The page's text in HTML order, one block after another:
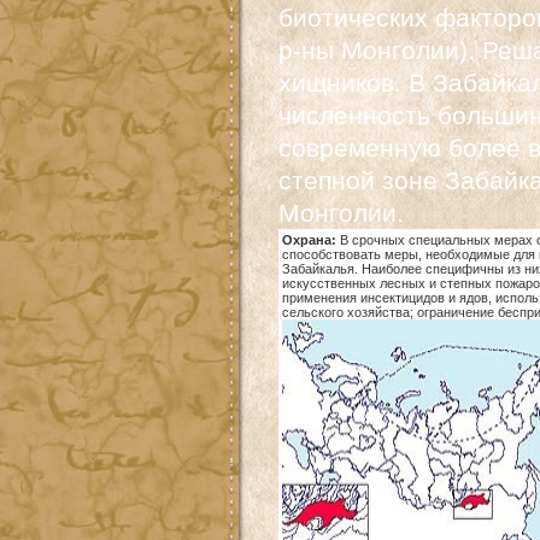
биотических
р-ны Монголии).
хищников. В
численность
современную более
степной зоне
Монголии.
Охрана: В срочных специальных мерах
способствовать меры, необходимые для
Забайкалья. Наиболее специфичны из
искусственных лесных и степных
применения инсектицидов и ядов,
сельского хозяйства; ограничение